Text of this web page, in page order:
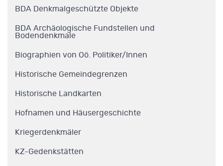
BDA Denkmalgeschützte Objekte
BDA Archäologische Fundstellen und
Bodendenkmale
Biographien von Oö. Politiker/Innen
Historische Gemeindegrenzen
Historische Landkarten
Hofnamen und Häusergeschichte
Kriegerdenkmäler
KZ-Gedenkstätten